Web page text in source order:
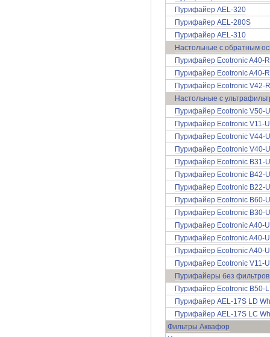
Пурифайер AEL-320
Пурифайер AEL-280S
Пурифайер AEL-310
Настольные с обратным
Пурифайер Ecotronic A40-
Пурифайер Ecotronic A40-
Пурифайер Ecotronic V42-
Настольные с
Пурифайер Ecotronic V50-
Пурифайер Ecotronic V11-
Пурифайер Ecotronic V44-
Пурифайер Ecotronic V40-
Пурифайер Ecotronic B31-
Пурифайер Ecotronic B42-
Пурифайер Ecotronic B22-
Пурифайер Ecotronic B60-
Пурифайер Ecotronic B30-
Пурифайер Ecotronic A40-
Пурифайер Ecotronic A40-
Пурифайер Ecotronic A40-
Пурифайер Ecotronic V11-
Пурифайеры без фильтров
Пурифайер Ecotronic B50-
Пурифайер AEL-17S LD
Пурифайер AEL-17S LC
Фильтры Аквафор